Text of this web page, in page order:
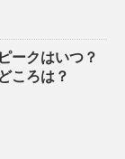
ークはいつ？
ころは？